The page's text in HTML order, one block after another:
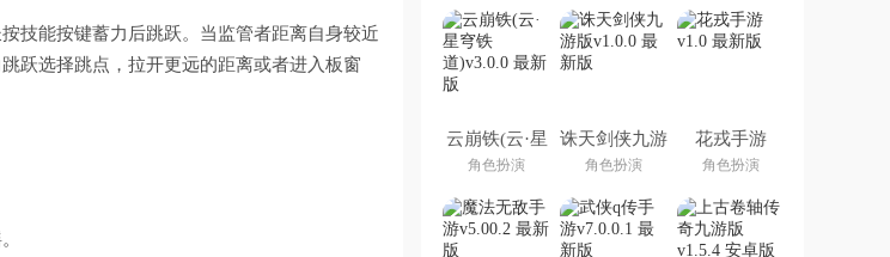
技能按键蓄力后跳跃。当监管者距离自身较近
跃选择跳点，拉开更远的距离或者进入板窗
云崩铁(云·星
穹铁道)
角色扮演
诛天剑侠九游
版
角色扮演
花戎手游
角色扮演